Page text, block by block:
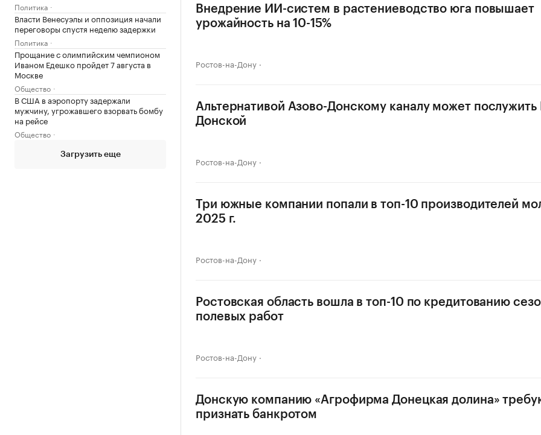
Политика
Власти Венесуэлы и оппозиция начали
переговоры спустя неделю задержки
Политика
Прощание с олимпийским чемпионом
Иваном Едешко пройдет 7 августа в
Москве
Общество
В США в аэропорту задержали
мужчину, угрожавшего взорвать бомбу
на рейсе
Общество
Загрузить еще
Внедрение ИИ-систем в растениеводство юга повышает
урожайность на 10-15%
Ростов-на-Дону
Альтернативой Азово-Донскому каналу может послужить
Донской
Ростов-на-Дону
Три южные компании попали в топ-10 производителей
2025 г.
Ростов-на-Дону
Ростовская область вошла в топ-10 по кредитованию
полевых работ
Ростов-на-Дону
Донскую компанию «Агрофирма Донецкая долина»
признать банкротом